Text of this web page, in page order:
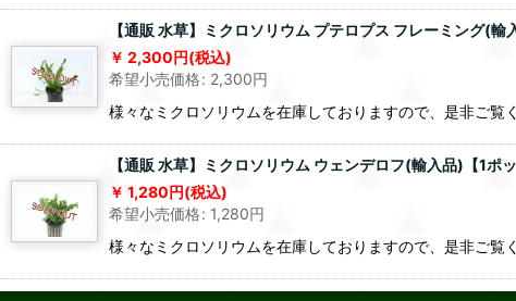
【通販 水草】ミクロソリウム プテロプス フレーミング(
2,300円(税込)
希望小売価格: 2,300円
様々なミクロソリウムを在庫しておりますので、是非ご覧
【通販 水草】ミクロソリウム ウェンデロフ(輸入品)【1ポ
1,280円(税込)
希望小売価格: 1,280円
様々なミクロソリウムを在庫しておりますので、是非ご覧